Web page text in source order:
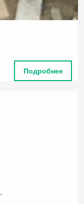
Подробнее